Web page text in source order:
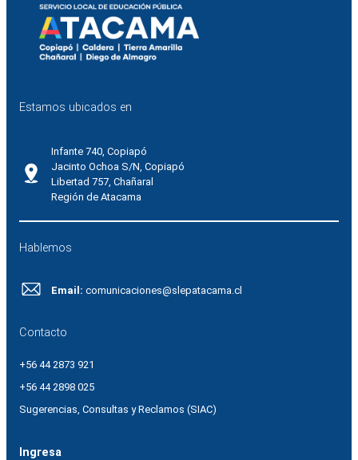
Estamos ubicados en
Infante 740, Copiapó
Jacinto Ochoa S/N, Copiapó
Libertad 757, Chañaral
Región de Atacama
Hablemos
Email: comunicaciones@slepatacama.cl
Contacto
+56 44 2873 921
+56 44 2898 025
Sugerencias, Consultas y Reclamos (SIAC)
Ingresa